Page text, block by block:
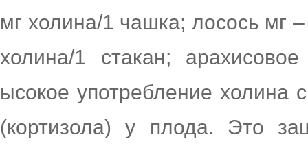
мг холина/1 чашка; лосось мг
холина/1 стакан;
ысокое употребление холина
(кортизола) у плода. Это